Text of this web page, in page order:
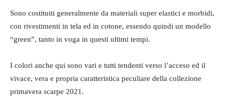
Sono costituiti generalmente da materiali super elastici e morbidi,
con rivestimenti in tela ed in cotone, essendo quindi un modello
“green”, tanto in voga in questi ultimi tempi.
I colori anche qui sono vari e tutti tendenti verso l’acceso ed il
vivace, vera e propria caratteristica peculiare della collezione
primavera scarpe 2021.